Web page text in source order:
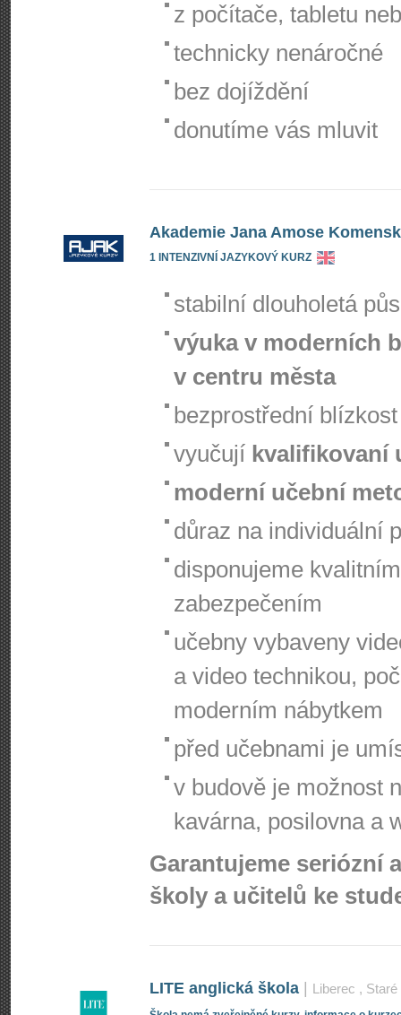
z počítače, tabletu
technicky nenáročné
bez dojíždění
donutíme vás mluvit
Akademie Jana Amose
1 INTENZIVNÍ JAZYKOVÝ KURZ
stabilní dlouholetá
výuka v moderních
v centru města
bezprostřední
vyučují kvalifikovaní
moderní učební
důraz na individuální
disponujeme
zabezpečením
učebny vybaveny
a video technikou,
moderním nábytkem
před učebnami je
v budově je možnost
kavárna, posilovna a
Garantujeme seriózní
školy a učitelů ke
LITE anglická škola Liberec ,